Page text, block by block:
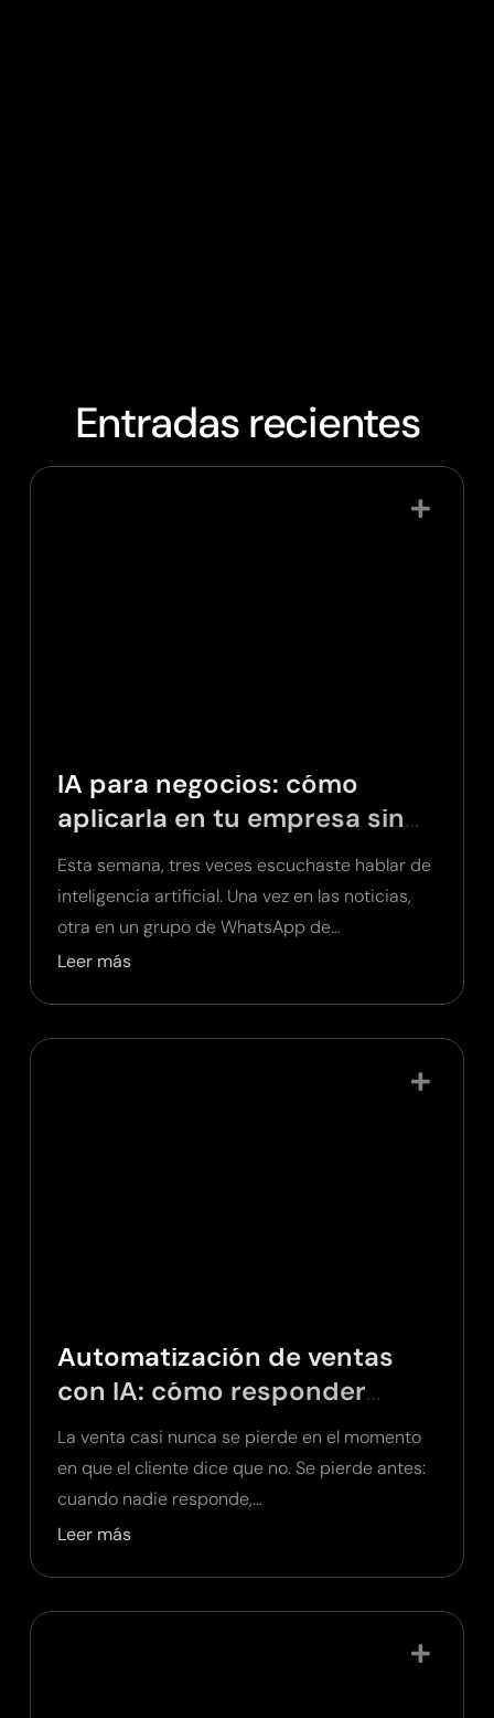
Entradas recientes
IA para negocios: cómo
aplicarla en tu empresa sin
necesidad de programar
Esta semana, tres veces escuchaste hablar de
inteligencia artificial. Una vez en las noticias,
otra en un grupo de WhatsApp de
empresarios…
Leer más
Automatización de ventas
con IA: cómo responder
leads antes de perderlos
La venta casi nunca se pierde en el momento
en que el cliente dice que no. Se pierde antes:
cuando nadie responde,…
Leer más